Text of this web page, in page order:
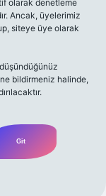
olarak denetleme
Ancak, üyelerimiz
siteye üye olarak
bildirmeniz halinde,